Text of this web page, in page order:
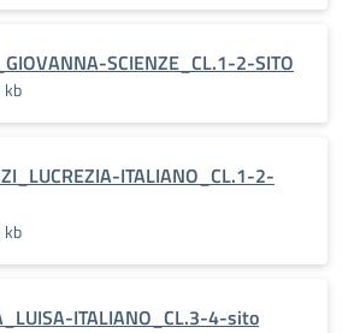
SCIENZE_CL.1-2-SITO
kb
ITALIANO_CL.1-2-
kb
ITALIANO_CL.3-4-sito